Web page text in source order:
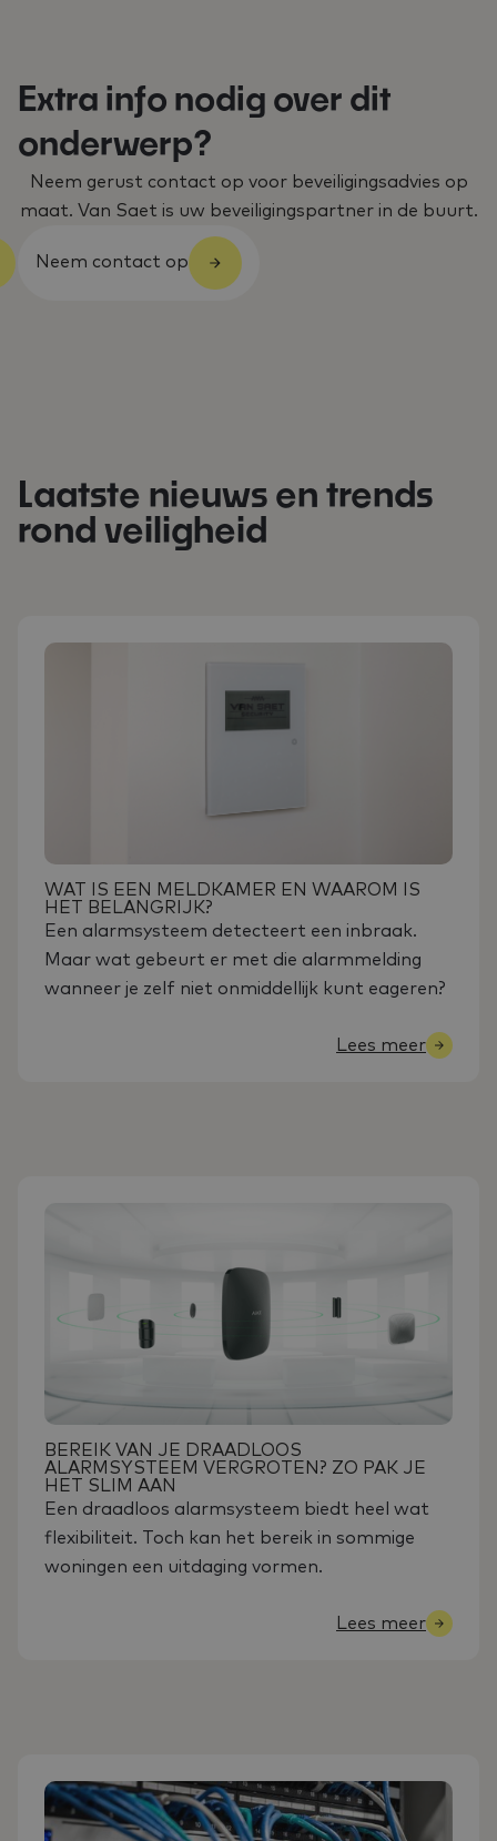
Extra info nodig over dit
onderwerp?
Neem gerust contact op voor beveiligingsadvies op
maat. Van Saet is uw beveiligingspartner in de buurt.
Neem contact op
Laatste nieuws en trends
rond veiligheid
WAT IS EEN MELDKAMER EN WAAROM IS
HET BELANGRIJK?
‍Een alarmsysteem detecteert een inbraak.
Maar wat gebeurt er met die alarmmelding
wanneer je zelf niet onmiddellijk kunt eageren?
Lees meer
BEREIK VAN JE DRAADLOOS
ALARMSYSTEEM VERGROTEN? ZO PAK JE
HET SLIM AAN
Een draadloos alarmsysteem biedt heel wat
flexibiliteit. Toch kan het bereik in sommige
woningen een uitdaging vormen.
Lees meer